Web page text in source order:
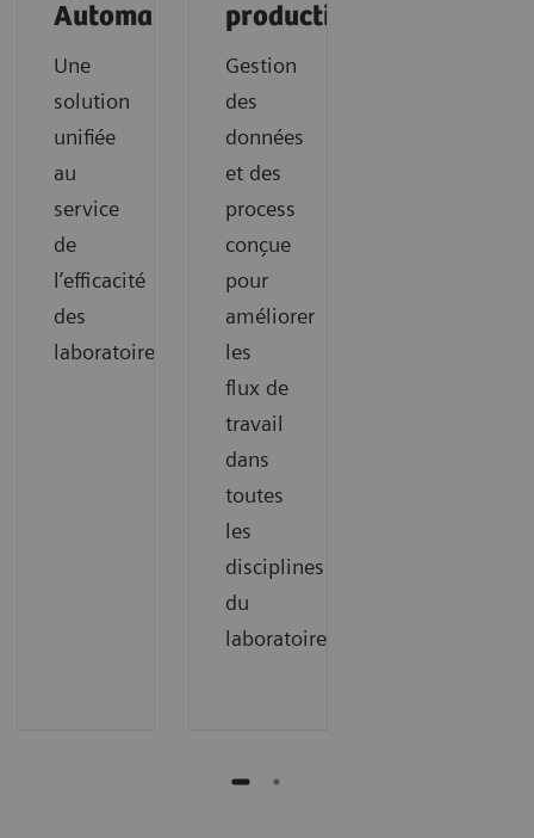
Automation
Une
solution
unifiée
au
service
de
l’efficacité
des
laboratoires.
productivité
Gestion
des
données
et des
process
conçue
pour
améliorer
les
flux de
travail
dans
toutes
les
disciplines
du
laboratoire.